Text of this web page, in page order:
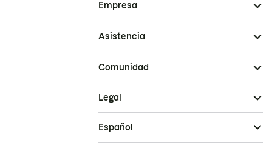
Empresa
Asistencia
Comunidad
Legal
Español